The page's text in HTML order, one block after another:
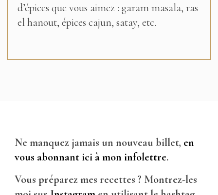
d’épices que vous aimez : garam masala, ras
el hanout, épices cajun, satay, etc.
Ne manquez jamais un nouveau billet, en
vous abonnant ici à mon infolettre.
Vous préparez mes recettes ? Montrez-les